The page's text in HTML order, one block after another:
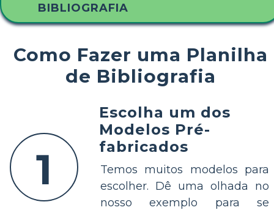
BIBLIOGRAFIA
Como Fazer uma Planilha
de Bibliografia
1
Escolha um dos
Modelos Pré-
fabricados
Temos muitos modelos para
escolher. Dê uma olhada no
nosso exemplo para se